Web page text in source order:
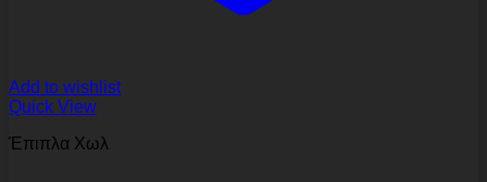
Add to wishlist
Quick View
Έπιπλα Χωλ